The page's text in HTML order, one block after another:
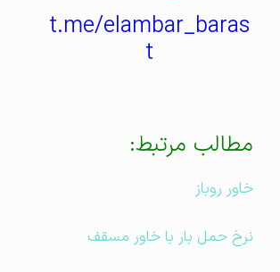
t.me/elambar_baras
مطالب مرتبط:
خاور روباز
نرخ حمل بار با خاور مسقف